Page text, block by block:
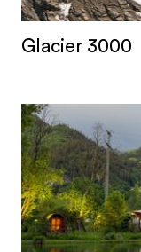
Glacier 3000